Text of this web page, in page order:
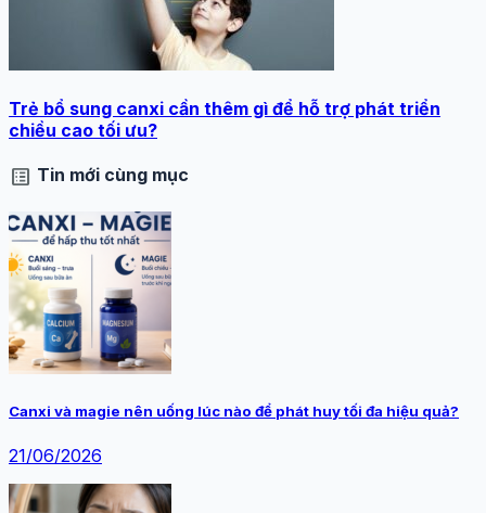
Trẻ bổ sung canxi cần thêm gì để hỗ trợ phát triển
chiều cao tối ưu?
list_alt Tin mới cùng mục
Canxi và magie nên uống lúc nào để phát huy tối đa hiệu quả?
21/06/2026